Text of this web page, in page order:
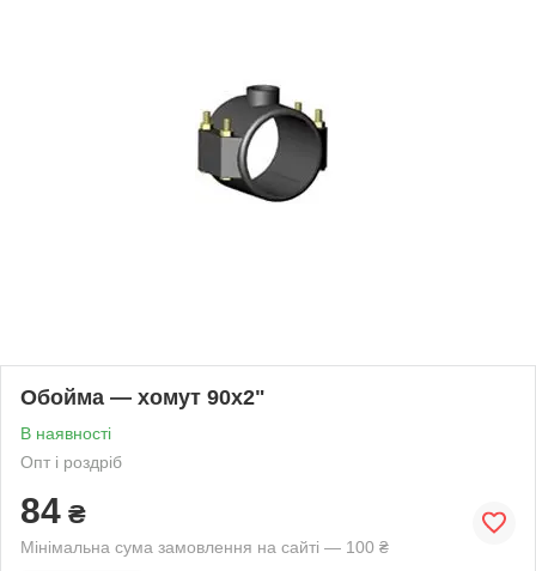
Обойма — хомут 90х2"
В наявності
Опт і роздріб
84 ₴
Мінімальна сума замовлення на сайті — 100 ₴